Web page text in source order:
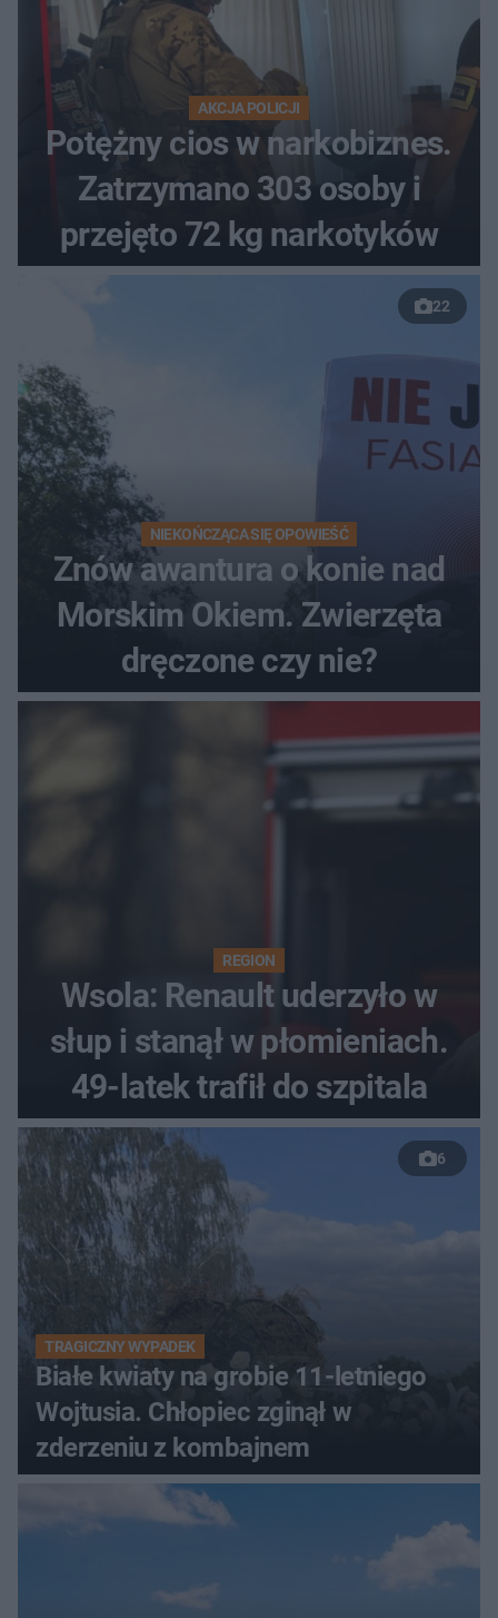
AKCJA POLICJI
Potężny cios w narkobiznes.
Zatrzymano 303 osoby i
przejęto 72 kg narkotyków
22
NIEKOŃCZĄCA SIĘ OPOWIEŚĆ
Znów awantura o konie nad
Morskim Okiem. Zwierzęta
dręczone czy nie?
REGION
Wsola: Renault uderzyło w
słup i stanął w płomieniach.
49-latek trafił do szpitala
6
TRAGICZNY WYPADEK
Białe kwiaty na grobie 11-letniego
Wojtusia. Chłopiec zginął w
zderzeniu z kombajnem